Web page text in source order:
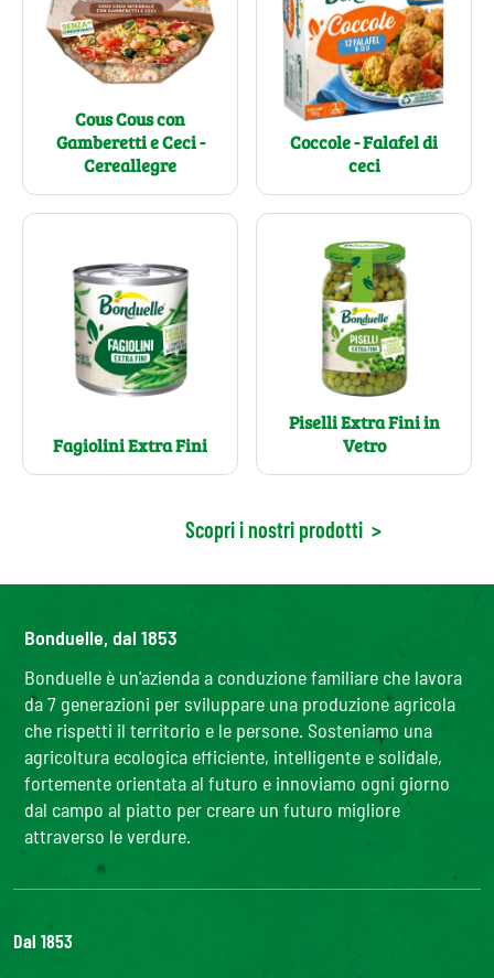
Cous Cous con
Gamberetti e Ceci -
Cereallegre
Coccole - Falafel di
ceci
Fagiolini Extra Fini
Piselli Extra Fini in
Vetro
Scopri i nostri prodotti >
Bonduelle, dal 1853
Bonduelle è un'azienda a conduzione familiare che lavora
da 7 generazioni per sviluppare una produzione agricola
che rispetti il territorio e le persone. Sosteniamo una
agricoltura ecologica efficiente, intelligente e solidale,
fortemente orientata al futuro e innoviamo ogni giorno
dal campo al piatto per creare un futuro migliore
attraverso le verdure.
Dal 1853